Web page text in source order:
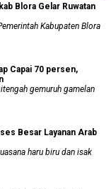
Blora Gelar Ruwatan
Kabupaten Blora
Capai 70 persen,
gemuruh gamelan
Besar Layanan Arab
haru biru dan isak